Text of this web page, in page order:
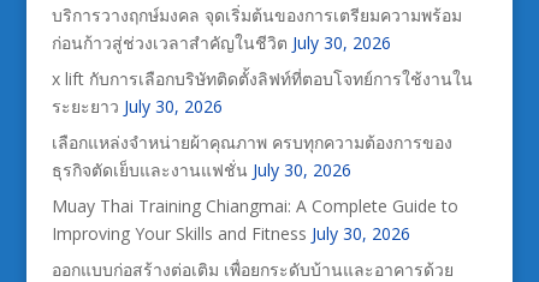
บริการวางฤกษ์มงคล จุดเริ่มต้นของการเตรียมความพร้อม
ก่อนก้าวสู่ช่วงเวลาสำคัญในชีวิต July 30, 2026
x lift กับการเลือกบริษัทติดตั้งลิฟท์ที่ตอบโจทย์การใช้งานใน
ระยะยาว July 30, 2026
เลือกแหล่งจำหน่ายผ้าคุณภาพ ครบทุกความต้องการของ
ธุรกิจตัดเย็บและงานแฟชั่น July 30, 2026
Muay Thai Training Chiangmai: A Complete Guide to
Improving Your Skills and Fitness July 30, 2026
ออกแบบก่อสร้างต่อเติม เพื่อยกระดับบ้านและอาคารด้วย